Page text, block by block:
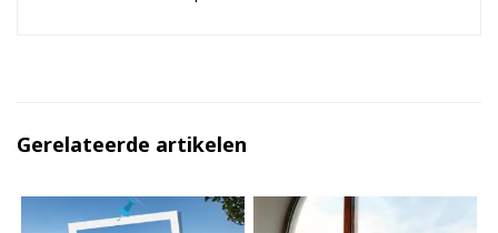
Gerelateerde artikelen